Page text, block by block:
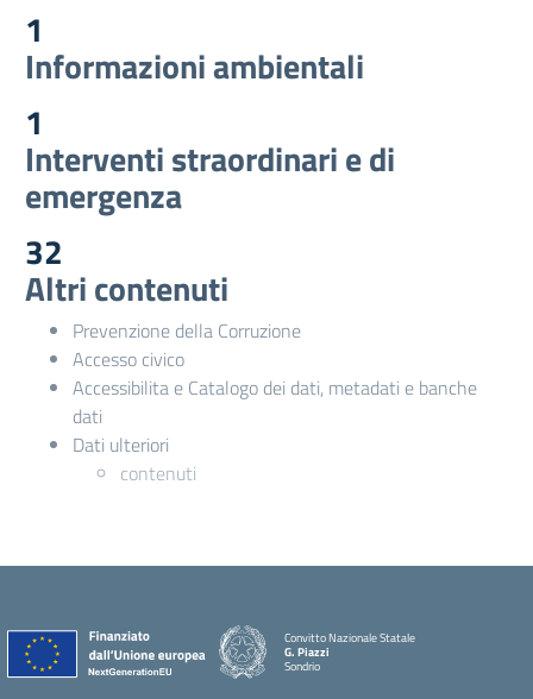
1
Informazioni ambientali
1
Interventi straordinari e di
emergenza
32
Altri contenuti
Prevenzione della Corruzione
Accesso civico
Accessibilita e Catalogo dei dati, metadati e banche
dati
Dati ulteriori
contenuti
Convitto Nazionale Statale
G. Piazzi
Sondrio